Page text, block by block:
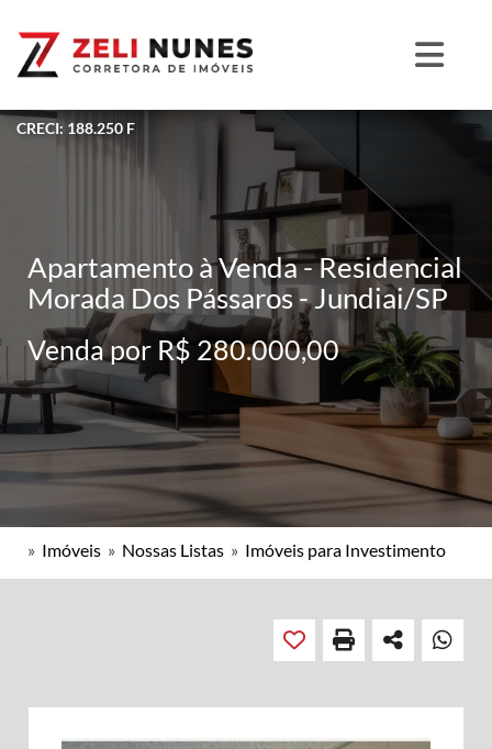
CRECI: 188.250 F
Apartamento à Venda - Residencial
Morada Dos Pássaros - Jundiai/SP
Venda por R$ 280.000,00
» Imóveis » Nossas Listas » Imóveis para Investimento